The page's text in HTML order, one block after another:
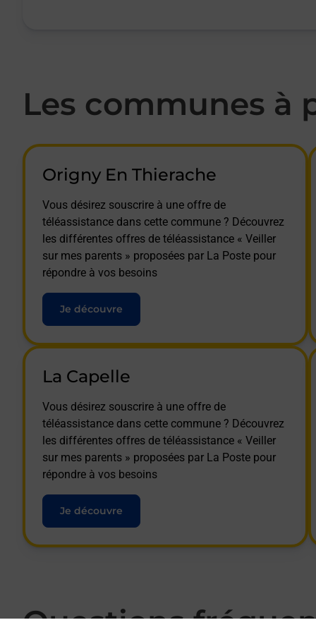
Les communes à
Origny En Thierache
Vous désirez souscrire à une offre de
téléassistance dans cette commune ? Découvrez
les différentes offres de téléassistance « Veiller
sur mes parents » proposées par La Poste pour
répondre à vos besoins
Je découvre
La Capelle
Vous désirez souscrire à une offre de
téléassistance dans cette commune ? Découvrez
les différentes offres de téléassistance « Veiller
sur mes parents » proposées par La Poste pour
répondre à vos besoins
Je découvre
Questions